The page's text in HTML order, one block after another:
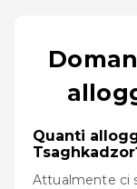
Quanti
Attualmente ci